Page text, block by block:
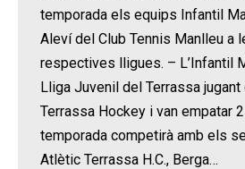
temporada els equips Infantil
Aleví del Club Tennis Manlleu a
respectives lligues. – L’Infantil
Lliga Juvenil del Terrassa jugant
Terrassa Hockey i van empatar
temporada competirà amb els
Atlètic Terrassa H.C., Berga…